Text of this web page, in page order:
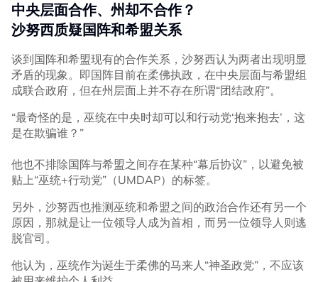
中央层面合作、州却不合作？
沙努西质疑国阵和希盟关系
谈到国阵和希盟现有的合作关系，沙努西认为两者出现明显
矛盾的现象。即国阵目前在柔佛执政，在中央层面与希盟组
成联合政府，但在州层面上并不存在所谓“团结政府”。
“最奇怪的是，巫统在中央时却可以和行动党‘抱来抱去’，这
是在欺骗谁？”
他也不排除国阵与希盟之间存在某种“幕后协议”，以避免被
贴上“巫统+行动党”（UMDAP）的标签。
另外，沙努西也推测巫统和希盟之间的政治合作还有另一个
原因，那就是让一位领导人成为首相，而另一位领导人则逃
脱官司。
他认为，巫统作为诞生于柔佛的马来人“神圣政党”，不应该